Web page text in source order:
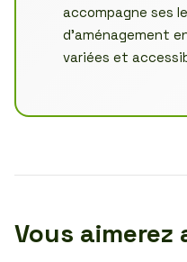
accompagne ses
d’aménagement
variées et
Vous aimerez